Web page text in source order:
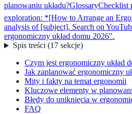
planowaniu układu?GlossaryChecklist
exploration: *[How to Arrange an
analysis of [subject]. Search on
ergonomiczny układ domu 2026".
Spis treści(17 sekcje)
Czym jest ergonomiczny układ
Jak zaplanować ergonomiczny
Mity i fakty na temat ergonomii
Kluczowe elementy w
Błędy do uniknięcia w
FAQ